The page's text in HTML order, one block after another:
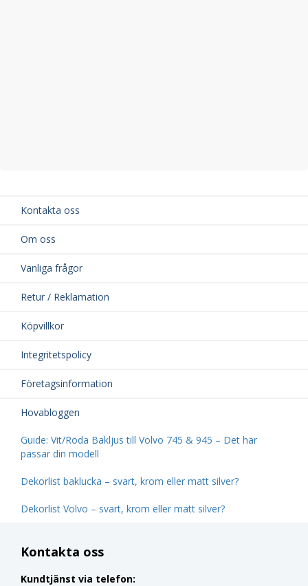
Kontakta oss
Om oss
Vanliga frågor
Retur / Reklamation
Köpvillkor
Integritetspolicy
Företagsinformation
Hovabloggen
Guide: Vit/Röda Bakljus till Volvo 745 & 945 – Det här
passar din modell
Dekorlist baklucka – svart, krom eller matt silver?
Dekorlist Volvo – svart, krom eller matt silver?
Kontakta oss
Kundtjänst via telefon: